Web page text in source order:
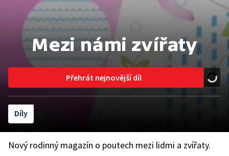
Mezi námi zvířaty
Přehrát nejnovější díl
Díly
Nový rodinný magazín o poutech mezi lidmi a zvířaty.